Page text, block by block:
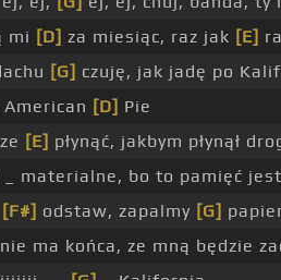
mi [D] za miesiąc, raz jak [E]
[G] czuję, jak jadę po
[D] Pie
[E] płynąć, jakbym płynął
_ materialne, bo to pamięć
[F#] odstaw, zapalmy [G]
ma końca, ze mną będzie